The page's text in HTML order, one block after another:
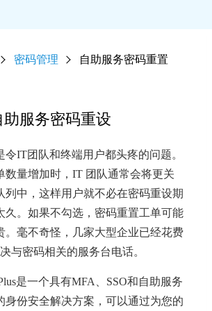
密码管理 自助服务密码重置
服务密码重设
令IT团队和终端用户都头疼的问题。
数量增加时，IT 团队通常会将更关
列中，这样用户就不必在密码重设期
久。如果不勾选，密码重置工单可能
。毫不奇怪，几家大型企业已经花费
与密码相关的服务台电话。
是一个具有MFA、SSO和自助服务
身份安全解决方案，可以通过为您的